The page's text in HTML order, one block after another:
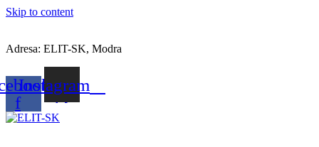
Skip to content
Adresa: ELIT-SK, Modra
f
Instagram